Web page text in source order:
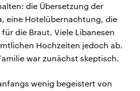
die Übersetzung der
eine Hotelübernachtung, die
die Braut. Viele Libanesen
Hochzeiten jedoch ab.
war zunächst skeptisch.
wenig begeistert von